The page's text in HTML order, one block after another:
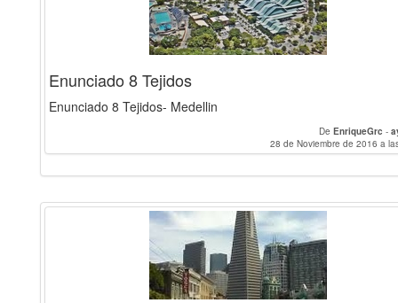
Enunciado 8 Tejidos
Enunciado 8 Tejidos- Medellin
De EnriqueGrc -
28 de Noviembre de 2016 a